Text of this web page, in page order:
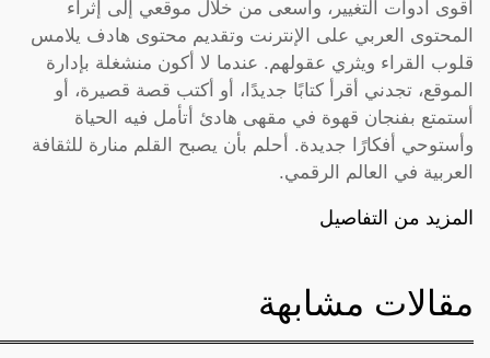
أقوى أدوات التغيير، وأسعى من خلال موقعي إلى إثراء
المحتوى العربي على الإنترنت وتقديم محتوى هادف يلامس
قلوب القراء ويثري عقولهم. عندما لا أكون منشغلة بإدارة
الموقع، تجدني أقرأ كتابًا جديدًا، أو أكتب قصة قصيرة، أو
أستمتع بفنجان قهوة في مقهى هادئ أتأمل فيه الحياة
وأستوحي أفكارًا جديدة. أحلم بأن يصبح القلم منارة للثقافة
العربية في العالم الرقمي.
المزيد من التفاصيل
مقالات مشابهة